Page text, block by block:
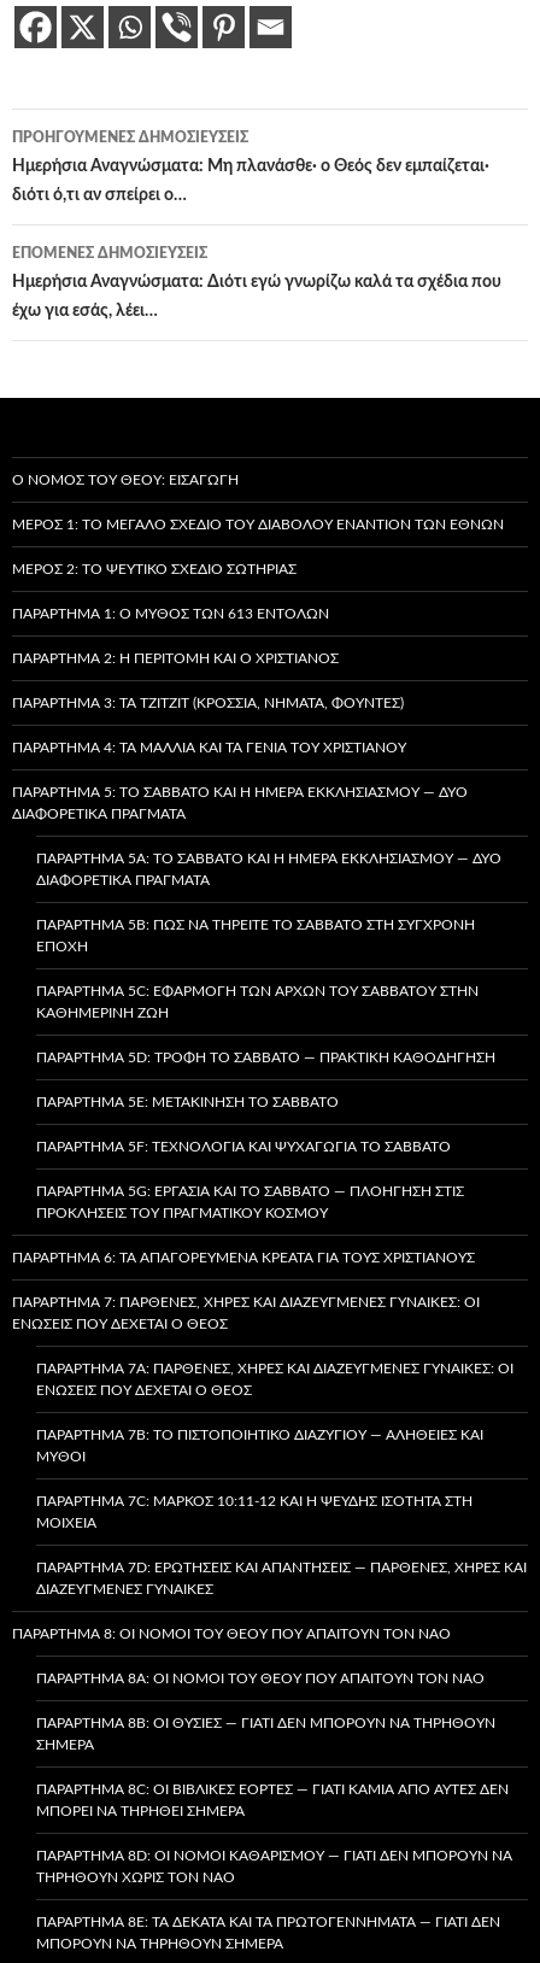
Πλοήγηση
άρθρων
ΠΡΟΗΓΟΎΜΕΝΕΣ ΔΗΜΟΣΙΕΎΣΕΙΣ
Ημερήσια Αναγνώσματα: Μη πλανάσθε· ο Θεός δεν εμπαίζεται·
διότι ό,τι αν σπείρει ο…
ΕΠΌΜΕΝΕΣ ΔΗΜΟΣΙΕΎΣΕΙΣ
Ημερήσια Αναγνώσματα: Διότι εγώ γνωρίζω καλά τα σχέδια που
έχω για εσάς, λέει…
Ο ΝΌΜΟΣ ΤΟΥ ΘΕΟΎ: ΕΙΣΑΓΩΓΉ
ΜΈΡΟΣ 1: ΤΟ ΜΕΓΆΛΟ ΣΧΈΔΙΟ ΤΟΥ ΔΙΑΒΌΛΟΥ ΕΝΑΝΤΊΟΝ ΤΩΝ ΕΘΝΏΝ
ΜΈΡΟΣ 2: ΤΟ ΨΕΎΤΙΚΟ ΣΧΈΔΙΟ ΣΩΤΗΡΊΑΣ
ΠΑΡΆΡΤΗΜΑ 1: Ο ΜΎΘΟΣ ΤΩΝ 613 ΕΝΤΟΛΏΝ
ΠΑΡΆΡΤΗΜΑ 2: Η ΠΕΡΙΤΟΜΉ ΚΑΙ Ο ΧΡΙΣΤΙΑΝΌΣ
ΠΑΡΆΡΤΗΜΑ 3: ΤΑ TZITZIT (ΚΡΌΣΣΙΑ, ΝΉΜΑΤΑ, ΦΟΎΝΤΕΣ)
ΠΑΡΆΡΤΗΜΑ 4: ΤΑ ΜΑΛΛΙΆ ΚΑΙ ΤΑ ΓΈΝΙΑ ΤΟΥ ΧΡΙΣΤΙΑΝΟΎ
ΠΑΡΆΡΤΗΜΑ 5: ΤΟ ΣΆΒΒΑΤΟ ΚΑΙ Η ΗΜΈΡΑ ΕΚΚΛΗΣΙΑΣΜΟΎ — ΔΎΟ
ΔΙΑΦΟΡΕΤΙΚΆ ΠΡΆΓΜΑΤΑ
ΠΑΡΆΡΤΗΜΑ 5A: ΤΟ ΣΆΒΒΑΤΟ ΚΑΙ Η ΗΜΈΡΑ ΕΚΚΛΗΣΙΑΣΜΟΎ — ΔΎΟ
ΔΙΑΦΟΡΕΤΙΚΆ ΠΡΆΓΜΑΤΑ
ΠΑΡΆΡΤΗΜΑ 5B: ΠΏΣ ΝΑ ΤΗΡΕΊΤΕ ΤΟ ΣΆΒΒΑΤΟ ΣΤΗ ΣΎΓΧΡΟΝΗ
ΕΠΟΧΉ
ΠΑΡΆΡΤΗΜΑ 5C: ΕΦΑΡΜΟΓΉ ΤΩΝ ΑΡΧΏΝ ΤΟΥ ΣΑΒΒΆΤΟΥ ΣΤΗΝ
ΚΑΘΗΜΕΡΙΝΉ ΖΩΉ
ΠΑΡΆΡΤΗΜΑ 5D: ΤΡΟΦΉ ΤΟ ΣΆΒΒΑΤΟ — ΠΡΑΚΤΙΚΉ ΚΑΘΟΔΉΓΗΣΗ
ΠΑΡΆΡΤΗΜΑ 5E: ΜΕΤΑΚΊΝΗΣΗ ΤΟ ΣΆΒΒΑΤΟ
ΠΑΡΆΡΤΗΜΑ 5F: ΤΕΧΝΟΛΟΓΊΑ ΚΑΙ ΨΥΧΑΓΩΓΊΑ ΤΟ ΣΆΒΒΑΤΟ
ΠΑΡΆΡΤΗΜΑ 5G: ΕΡΓΑΣΊΑ ΚΑΙ ΤΟ ΣΆΒΒΑΤΟ — ΠΛΟΉΓΗΣΗ ΣΤΙΣ
ΠΡΟΚΛΉΣΕΙΣ ΤΟΥ ΠΡΑΓΜΑΤΙΚΟΎ ΚΌΣΜΟΥ
ΠΑΡΆΡΤΗΜΑ 6: ΤΑ ΑΠΑΓΟΡΕΥΜΈΝΑ ΚΡΈΑΤΑ ΓΙΑ ΤΟΥΣ ΧΡΙΣΤΙΑΝΟΎΣ
ΠΑΡΆΡΤΗΜΑ 7: ΠΑΡΘΈΝΕΣ, ΧΉΡΕΣ ΚΑΙ ΔΙΑΖΕΥΓΜΈΝΕΣ ΓΥΝΑΊΚΕΣ: ΟΙ
ΕΝΏΣΕΙΣ ΠΟΥ ΔΈΧΕΤΑΙ Ο ΘΕΌΣ
ΠΑΡΆΡΤΗΜΑ 7A: ΠΑΡΘΈΝΕΣ, ΧΉΡΕΣ ΚΑΙ ΔΙΑΖΕΥΓΜΈΝΕΣ ΓΥΝΑΊΚΕΣ: ΟΙ
ΕΝΏΣΕΙΣ ΠΟΥ ΔΈΧΕΤΑΙ Ο ΘΕΌΣ
ΠΑΡΆΡΤΗΜΑ 7B: ΤΟ ΠΙΣΤΟΠΟΙΗΤΙΚΌ ΔΙΑΖΥΓΊΟΥ — ΑΛΉΘΕΙΕΣ ΚΑΙ
ΜΎΘΟΙ
ΠΑΡΆΡΤΗΜΑ 7C: ΜΆΡΚΟΣ 10:11-12 ΚΑΙ Η ΨΕΥΔΉΣ ΙΣΌΤΗΤΑ ΣΤΗ
ΜΟΙΧΕΊΑ
ΠΑΡΆΡΤΗΜΑ 7D: ΕΡΩΤΉΣΕΙΣ ΚΑΙ ΑΠΑΝΤΉΣΕΙΣ — ΠΑΡΘΈΝΕΣ, ΧΉΡΕΣ ΚΑΙ
ΔΙΑΖΕΥΓΜΈΝΕΣ ΓΥΝΑΊΚΕΣ
ΠΑΡΆΡΤΗΜΑ 8: ΟΙ ΝΌΜΟΙ ΤΟΥ ΘΕΟΎ ΠΟΥ ΑΠΑΙΤΟΎΝ ΤΟΝ ΝΑΌ
ΠΑΡΆΡΤΗΜΑ 8A: ΟΙ ΝΌΜΟΙ ΤΟΥ ΘΕΟΎ ΠΟΥ ΑΠΑΙΤΟΎΝ ΤΟΝ ΝΑΌ
ΠΑΡΆΡΤΗΜΑ 8B: ΟΙ ΘΥΣΊΕΣ — ΓΙΑΤΊ ΔΕΝ ΜΠΟΡΟΎΝ ΝΑ ΤΗΡΗΘΟΎΝ
ΣΉΜΕΡΑ
ΠΑΡΆΡΤΗΜΑ 8C: ΟΙ ΒΙΒΛΙΚΈΣ ΕΟΡΤΈΣ — ΓΙΑΤΊ ΚΑΜΊΑ ΑΠΌ ΑΥΤΈΣ ΔΕΝ
ΜΠΟΡΕΊ ΝΑ ΤΗΡΗΘΕΊ ΣΉΜΕΡΑ
ΠΑΡΆΡΤΗΜΑ 8D: ΟΙ ΝΌΜΟΙ ΚΑΘΑΡΙΣΜΟΎ — ΓΙΑΤΊ ΔΕΝ ΜΠΟΡΟΎΝ ΝΑ
ΤΗΡΗΘΟΎΝ ΧΩΡΊΣ ΤΟΝ ΝΑΌ
ΠΑΡΆΡΤΗΜΑ 8E: ΤΑ ΔΈΚΑΤΑ ΚΑΙ ΤΑ ΠΡΩΤΟΓΕΝΝΉΜΑΤΑ — ΓΙΑΤΊ ΔΕΝ
ΜΠΟΡΟΎΝ ΝΑ ΤΗΡΗΘΟΎΝ ΣΉΜΕΡΑ